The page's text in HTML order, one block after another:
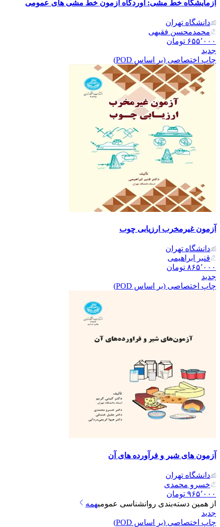
آزمایشگاه خط مشی: آوردگاه آزمون خط مشی های عمومی
دانشگاه تهران
محمدمحسن فقیهی
۶۵۵٬۰۰۰ تومان
جدید
چاپ اختصاصی (بر اساس POD)
آزمون غیرمخرب ارزیابی چوب
دانشگاه تهران
قنبر ابراهیمی
۸۶۵٬۰۰۰ تومان
جدید
چاپ اختصاصی (بر اساس POD)
آزمون های شیر و فرآورده های آن
دانشگاه تهران
خسرو محمدی
۹۶۵٬۰۰۰ تومان
از همین دسته‌بندی روانشناسی عمومیهمه
جدید
چاپ اختصاصی (بر اساس POD)